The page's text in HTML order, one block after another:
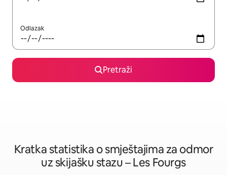
Odlazak
Pretraži
Kratka statistika o smještajima za odmor
uz skijašku stazu – Les Fourgs